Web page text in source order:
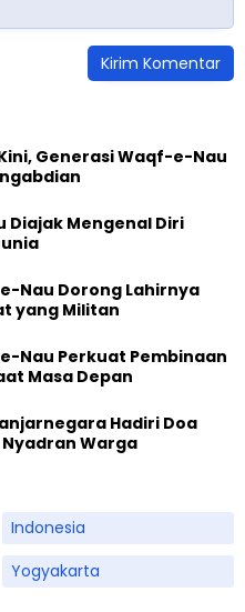
Generasi Waqf-e-Nau
Mengenal Diri
Nau Dorong Lahirnya
yang Militan
Nau Perkuat Pembinaan
Masa Depan
Hadiri Doa
Warga
Indonesia
Yogyakarta